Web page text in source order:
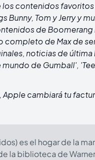
los contenidos
Bunny, Tom y Jerry y
de Boomerang
completo de Max de
noticias de última
de Gumball',
cambiará tu
es el hogar de la
la biblioteca de